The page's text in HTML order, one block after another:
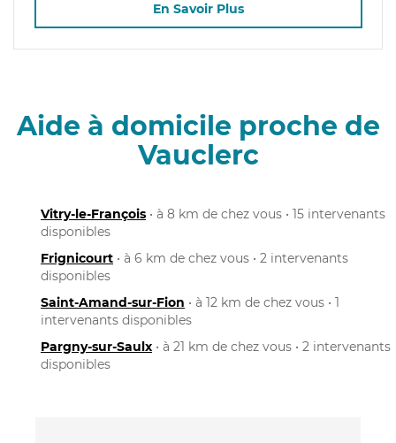
En Savoir Plus
Aide à domicile proche de
Vauclerc
Vitry-le-François • à 8 km de chez vous • 15 intervenants
disponibles
Frignicourt • à 6 km de chez vous • 2 intervenants
disponibles
Saint-Amand-sur-Fion • à 12 km de chez vous • 1
intervenants disponibles
Pargny-sur-Saulx • à 21 km de chez vous • 2 intervenants
disponibles